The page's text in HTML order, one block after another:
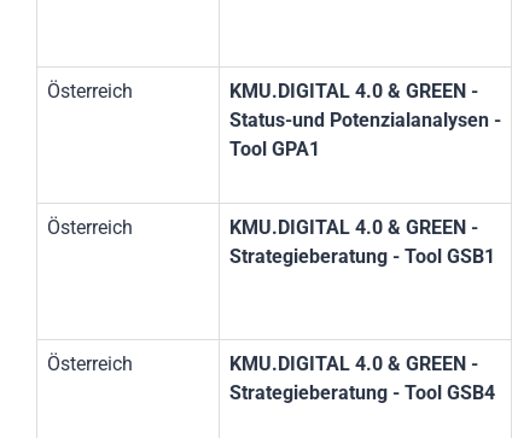
Österreich
KMU.DIGITAL 4.0 & GREEN -
Status-und Potenzialanalysen -
Tool GPA1
Österreich
KMU.DIGITAL 4.0 & GREEN -
Strategieberatung - Tool GSB1
Österreich
KMU.DIGITAL 4.0 & GREEN -
Strategieberatung - Tool GSB4